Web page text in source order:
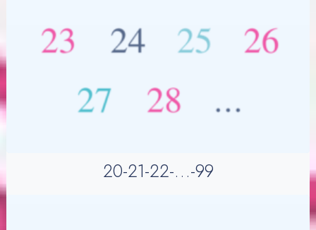
20-21-22-…-99